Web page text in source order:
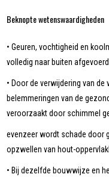
Beknopte wetenswaardigheden
• Geuren, vochtigheid en
volledig naar buiten
• Door de verwijdering van
belemmeringen van de
veroorzaakt door schimmel
evenzeer wordt schade door
opzwellen van hout-
• Bij dezelfde bouwwijze en